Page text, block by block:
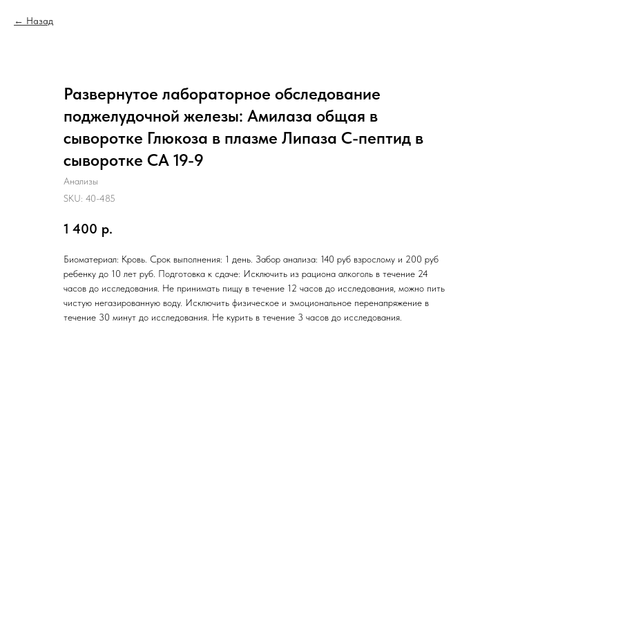
Назад
Развернутое лабораторное обследование
поджелудочной железы: Амилаза общая в
сыворотке Глюкоза в плазме Липаза С-пептид в
сыворотке CA 19-9
Анализы
SKU: 40-485
1 400 р.
Биоматериал: Кровь. Срок выполнения: 1 день. Забор анализа: 140 руб взрослому и 200 руб
ребенку до 10 лет руб. Подготовка к сдаче: Исключить из рациона алкоголь в течение 24
часов до исследования. Не принимать пищу в течение 12 часов до исследования, можно пить
чистую негазированную воду. Исключить физическое и эмоциональное перенапряжение в
течение 30 минут до исследования. Не курить в течение 3 часов до исследования.